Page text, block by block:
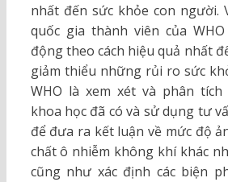
nhất đến sức khỏe con người.
quốc gia thành viên của
động theo cách hiệu quả nhất
giảm thiểu những rủi ro sức
WHO là xem xét và phân tích
khoa học đã có và sử dụng tư
để đưa ra kết luận về mức độ
chất ô nhiễm không khí khác
cũng như xác định các biện